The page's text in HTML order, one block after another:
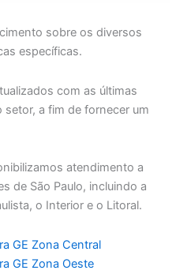
sobre os diversos
específicas.
com as últimas
a fim de fornecer um
atendimento a
de São Paulo, incluindo a
o Interior e o Litoral.
GE Zona Central
GE Zona Oeste